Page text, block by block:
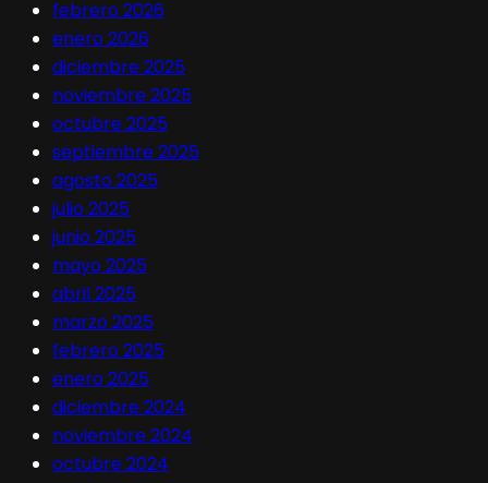
febrero 2026
enero 2026
diciembre 2025
noviembre 2025
octubre 2025
septiembre 2025
agosto 2025
julio 2025
junio 2025
mayo 2025
abril 2025
marzo 2025
febrero 2025
enero 2025
diciembre 2024
noviembre 2024
octubre 2024